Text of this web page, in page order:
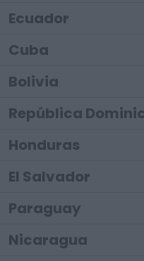
Ecuador
Cuba
Bolivia
República
Honduras
El Salvador
Paraguay
Nicaragua